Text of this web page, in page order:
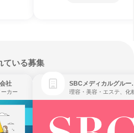
ている募集
社
カー
SBCメ